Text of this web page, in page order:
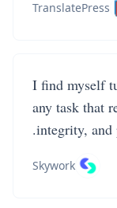
TranslatePress
I find myself
any task that
integrity, and
Skywork